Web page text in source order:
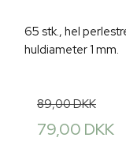
65 stk., hel
huldiameter 1 mm.
89,00 DKK
79,00 DKK